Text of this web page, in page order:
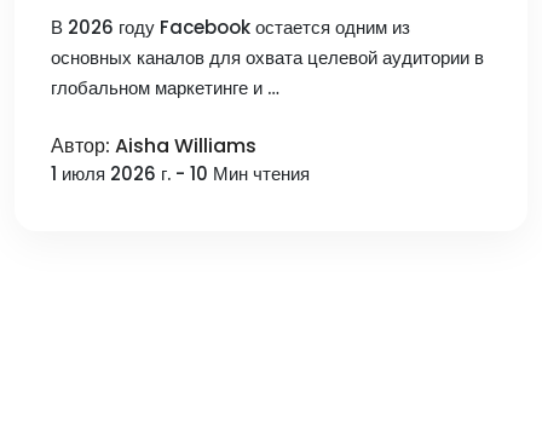
в 2026 году: Руководство по
автоматизации с помощью ИИ
В 2026 году Facebook остается одним из
основных каналов для охвата целевой аудитории в
глобальном маркетинге и …
Автор: Aisha Williams
1 июля 2026 г. - 10 Мин чтения